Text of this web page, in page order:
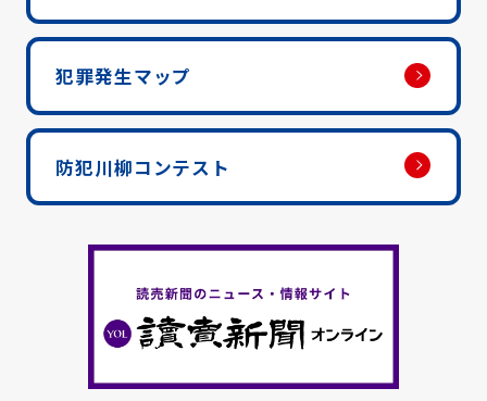
犯罪発生マップ
防犯川柳コンテスト